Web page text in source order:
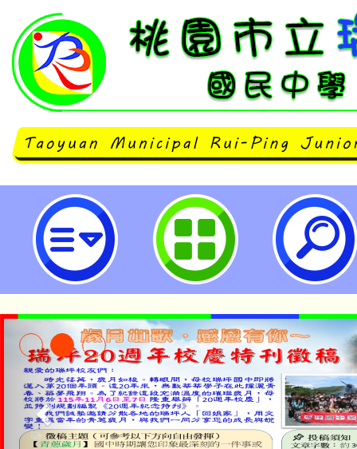
主旨：檢送本會辦理「115年全國
賽」競賽規程，敬請貴校鼓勵學生
請查照。-桃園市立瑞坪國民中學